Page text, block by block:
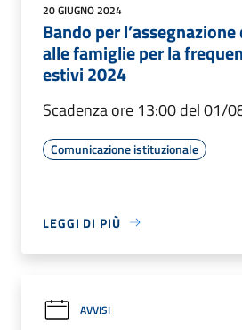
20 GIUGNO 2024
Bando per
alle famiglie per la
estivi 2024
Scadenza ore 13:00 del 01/
Comunicazione istituzionale
LEGGI DI PIÙ
AVVISI